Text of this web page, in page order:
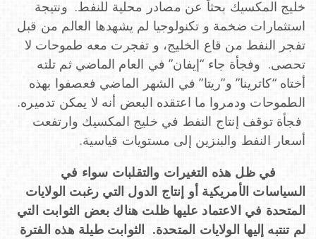
خليج المكسيك بحثاً عن مصادر محلية للنفط. ونتيجة
استثمارات ضخمة و تكنولوجيا لم يشهدها العالم من قبل
تفجر النفط من قاع الخليج، و تفجرت معه طموحات لا
تحصى. وفجأة جاء “إيفان” في العام الماضي ثم تلته
أختاه “كاترينا” و”ريتا” في الشهر الماضي فعصفوا بهذه
الطموحات ودمروا ما اعتقده البعض أنه لا يمكن تدميره.
فجأة توقف إنتاج النفط في خليج المكسيك وارتفعت
أسعار النفط والبنزين إلى مستويات قياسية.
في ظل هذه التغيرات والتقلبات سواء في
السياسات الأمريكية أو إنتاج الدول التي رغبت الولايات
المتحدة في الاعتماد عليها ظلت هناك بعض الثوابت التي
لم تنتبه إليها الولايات المتحدة. الثوابت طيلة هذه الفترة